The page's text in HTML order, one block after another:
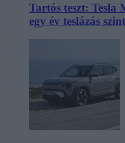
Tartós teszt: Tesla
egy év teslázás